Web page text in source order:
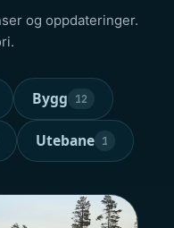
og oppdateringer.
Bygg 12
Utebane 1